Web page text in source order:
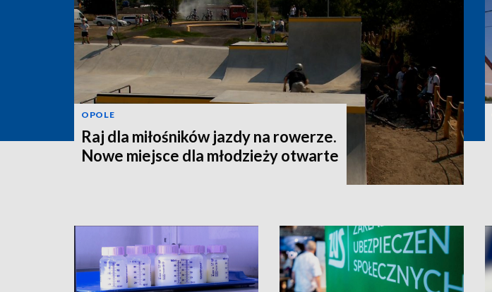
OPOLE
Raj dla miłośników jazdy na rowerze.
Nowe miejsce dla młodzieży otwarte